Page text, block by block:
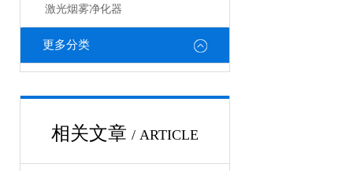
激光烟雾净化器
更多分类
相关文章 / ARTICLE